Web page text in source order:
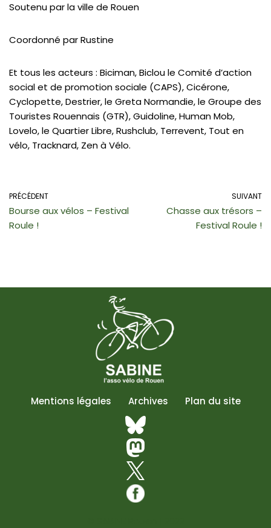
Soutenu par la ville de Rouen
Coordonné par Rustine
Et tous les acteurs : Biciman, Biclou le Comité d’action
social et de promotion sociale (CAPS), Cicérone,
Cyclopette, Destrier, le Greta Normandie, le Groupe des
Touristes Rouennais (GTR), Guidoline, Human Mob,
Lovelo, le Quartier Libre, Rushclub, Terrevent, Tout en
vélo, Tracknard, Zen à Vélo.
PRÉCÉDENT
Bourse aux vélos – Festival
Roule !
SUIVANT
Chasse aux trésors –
Festival Roule !
Mentions légales Archives Plan du site